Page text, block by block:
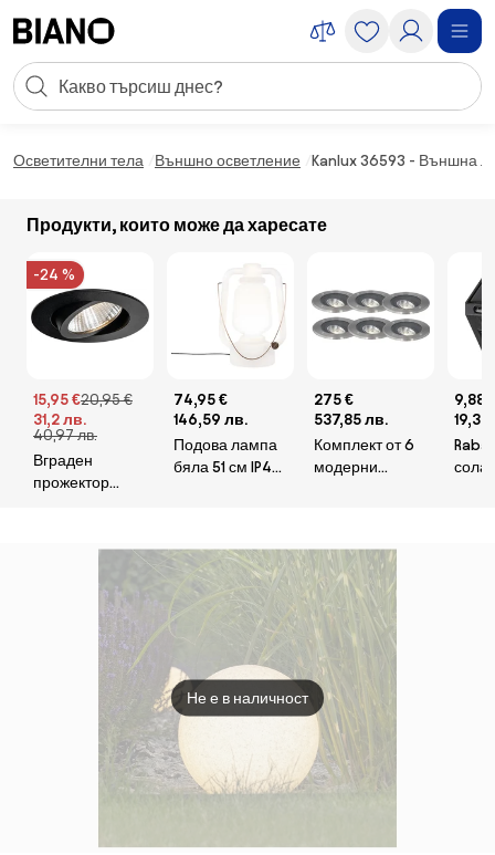
Търсене
Осветителни тела Външно осветление Kanlux 36593 - Външна
Продукти, които може да харесате
-24 %
15,95 €20,95 €
31,2 лв.
40,97 лв.
Вграден
прожектор
димируем IP65
74,95 €
146,59 лв.
Подова лампа
бяла 51 см IP44
275 €
537,85 лв.
Комплект от 6
модерни
стомана AR70
регулируеми
IP65 - Delux
9,88
19,32
Не е в наличност